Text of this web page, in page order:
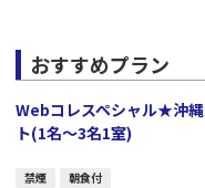
おすすめプラン
Webコレスペシャル★沖
ト(1名～3名1室)
禁煙 朝食付